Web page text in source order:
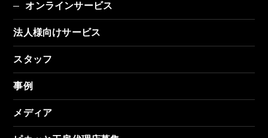
オンラインサービス
法人様向けサービス
スタッフ
事例
メディア